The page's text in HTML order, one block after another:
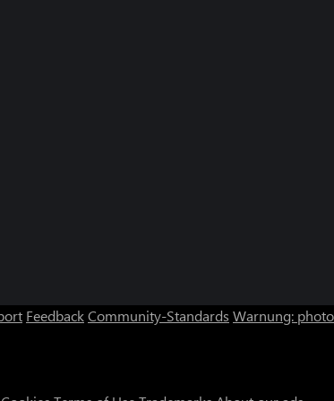
FeedbackCommunity-Standards Warnung: